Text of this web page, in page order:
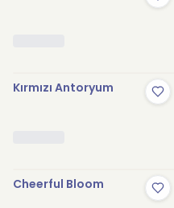
Kırmızı Antoryum
Cheerful Bloom